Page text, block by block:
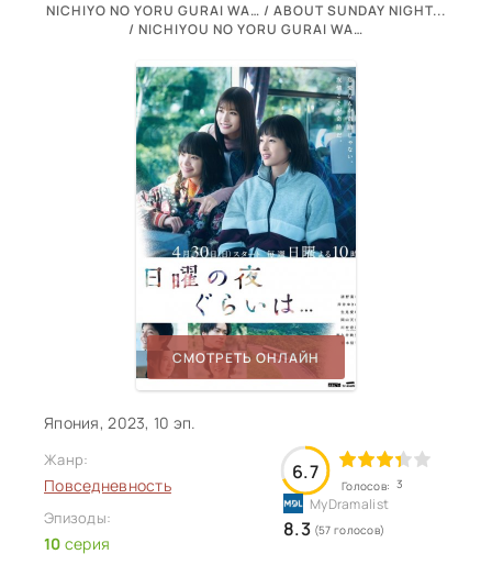
NICHIYO NO YORU GURAI WA… / ABOUT SUNDAY NIGHT...
/ NICHIYOU NO YORU GURAI WA…
СМОТРЕТЬ ОНЛАЙН
Япония, 2023, 10 эп.
Жанр:
Повседневность
Эпизоды:
10 серия
6.7
Голосов: 3
8.3 (57 голосов)